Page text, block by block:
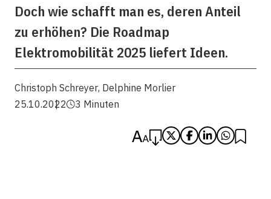
Doch wie schafft man es, deren Anteil
zu erhöhen? Die Roadmap
Elektromobilität 2025 liefert Ideen.
Christoph Schreyer, Delphine Morlier
25.10.2022
3 Minuten